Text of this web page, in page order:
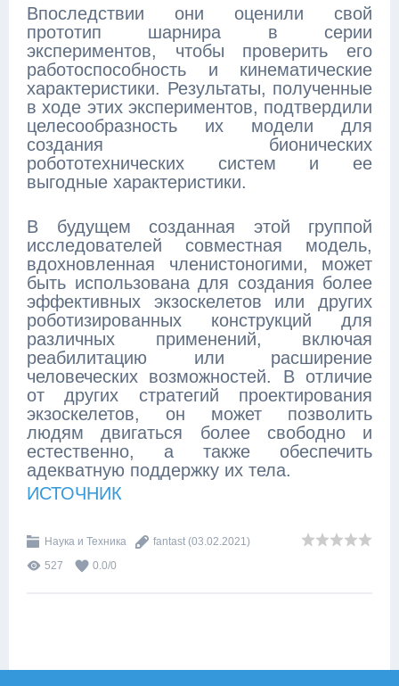
Впоследствии они оценили свой
прототип шарнира в серии
экспериментов, чтобы проверить его
работоспособность и кинематические
характеристики. Результаты, полученные
в ходе этих экспериментов, подтвердили
целесообразность их модели для
создания бионических
робототехнических систем и ее
выгодные характеристики.
В будущем созданная этой группой
исследователей совместная модель,
вдохновленная членистоногими, может
быть использована для создания более
эффективных экзоскелетов или других
роботизированных конструкций для
различных применений, включая
реабилитацию или расширение
человеческих возможностей. В отличие
от других стратегий проектирования
экзоскелетов, он может позволить
людям двигаться более свободно и
естественно, а также обеспечить
адекватную поддержку их тела.
ИСТОЧНИК
Наука и Техника fantast (03.02.2021)
527
0.0/0